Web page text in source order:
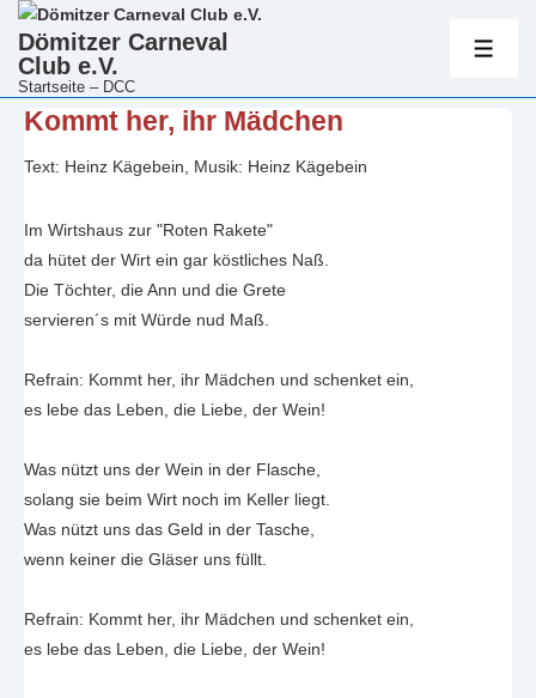
Dömitzer Carneval
Club e.V.
Startseite – DCC
Inhalt
Kommt her, ihr Mädchen
Text: Heinz Kägebein, Musik: Heinz Kägebein
Im Wirtshaus zur "Roten Rakete"
da hütet der Wirt ein gar köstliches Naß.
Die Töchter, die Ann und die Grete
servieren´s mit Würde nud Maß.
Refrain: Kommt her, ihr Mädchen und schenket ein,
es lebe das Leben, die Liebe, der Wein!
Was nützt uns der Wein in der Flasche,
solang sie beim Wirt noch im Keller liegt.
Was nützt uns das Geld in der Tasche,
wenn keiner die Gläser uns füllt.
Refrain: Kommt her, ihr Mädchen und schenket ein,
es lebe das Leben, die Liebe, der Wein!